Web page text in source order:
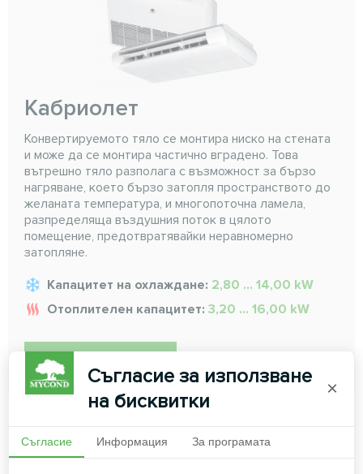
Кабриолет
Конвертируемото тяло се монтира ниско на стената
и може да се монтира частично вградено. Това
вътрешно тяло разполага с възможност за бързо
нагряване, което бързо затопля пространството до
желаната температура, и многопоточна ламела,
разпределяща въздушния поток в цялото
помещение, предотвратявайки неравномерно
затопляне.
Капацитет на охлаждане: 2,80 ... 14,00 kW
Отоплителен капацитет: 3,20 ... 16,00 kW
ПРОЧЕТЕТЕ ПОВЕЧЕ
Съгласие за използване
на бисквитки
×
Съгласие Информация За програмата